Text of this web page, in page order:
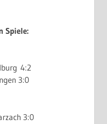
Spiele:
4:2
3:0
3:0